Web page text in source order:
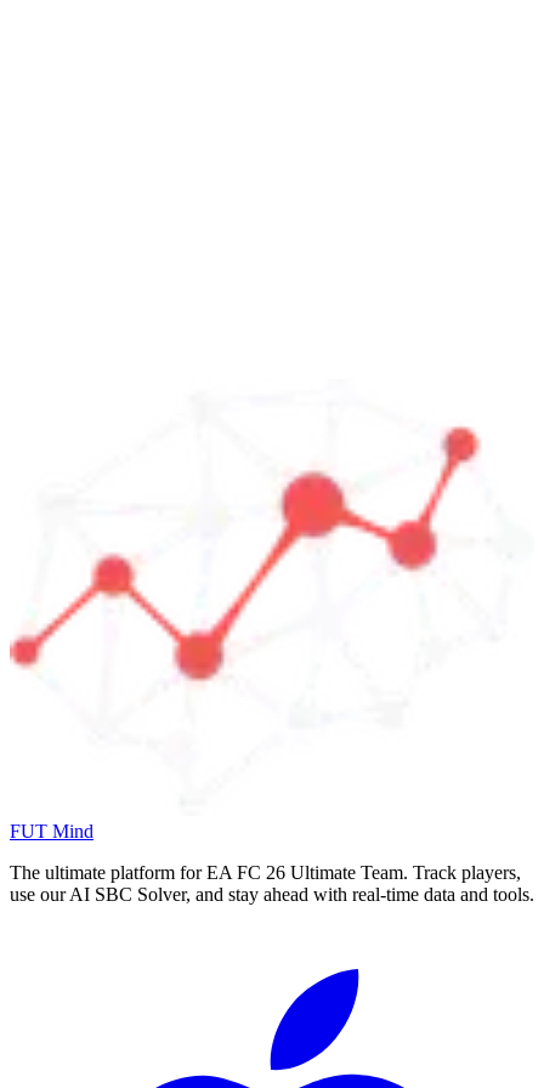
FUT Mind
The ultimate platform for EA FC 26 Ultimate Team. Track players,
use our AI SBC Solver, and stay ahead with real-time data and tools.